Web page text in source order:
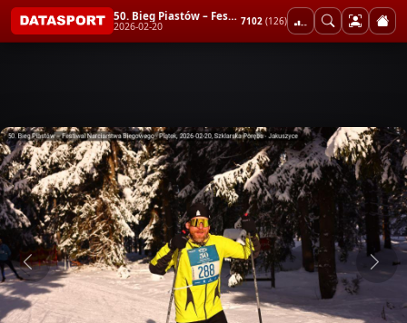
50. Bieg Piastów – Festiwal Narciarstwa Biegowego - Piątek
2026-02-20 7102 (126)